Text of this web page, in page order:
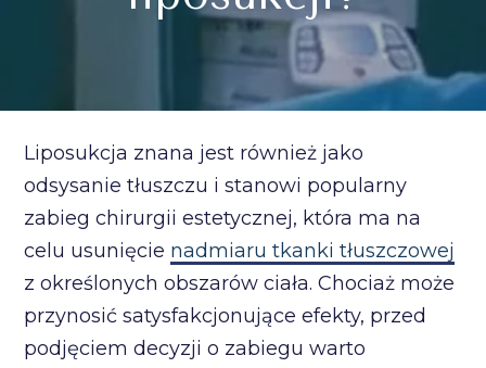
Liposukcja znana jest również jako
odsysanie tłuszczu i stanowi popularny
zabieg chirurgii estetycznej, która ma na
celu usunięcie nadmiaru tkanki tłuszczowej
z określonych obszarów ciała. Chociaż może
przynosić satysfakcjonujące efekty, przed
podjęciem decyzji o zabiegu warto